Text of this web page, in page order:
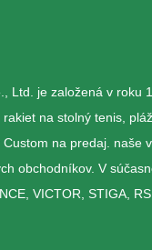
Ltd. je založená v
na stolný tenis,
na predaj.
obchodníkov. V
VICTOR, STIGA,